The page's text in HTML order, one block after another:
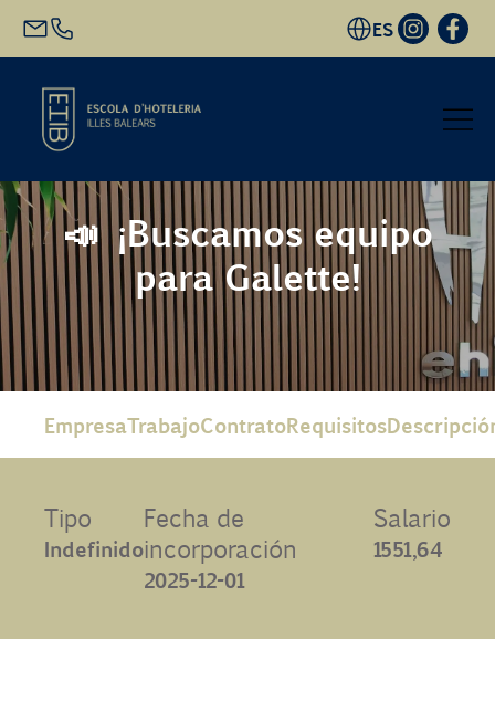
ES
Inicio
Oferta académica
Futuro alumnado
Contacto
📣 ¡Buscamos equipo
para Galette!
EmpresaTrabajoContratoRequisitos
Tipo
Indefinido
Fecha de
incorporación
2025-12-01
Salario
1551,64